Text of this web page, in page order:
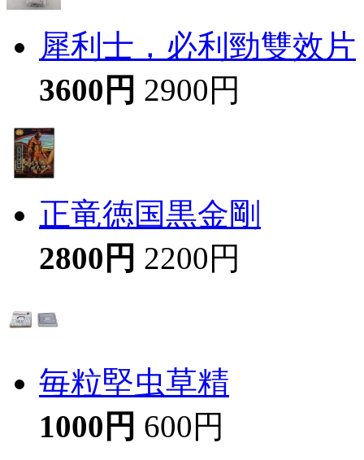
犀利士，必利勁雙效片
3600円 2900円
正竜徳国黒金剛
2800円 2200円
毎粒堅虫草精
1000円 600円